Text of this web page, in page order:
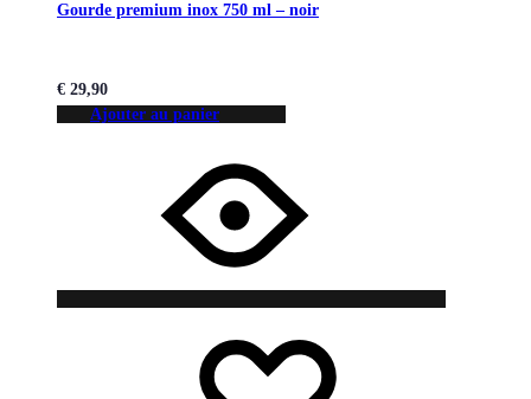
Gourde premium inox 750 ml – noir
€ 29,90
Ajouter au panier